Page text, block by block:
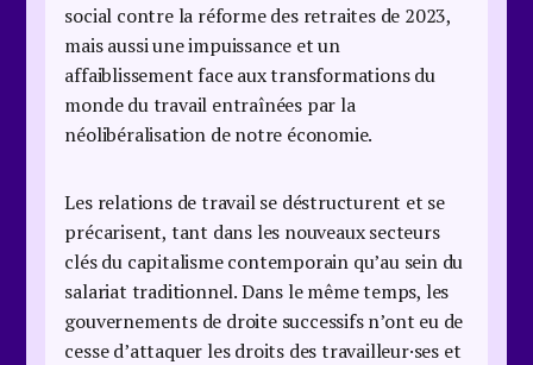
social contre la réforme des retraites de 2023,
mais aussi une impuissance et un
affaiblissement face aux transformations du
monde du travail entraînées par la
néolibéralisation de notre économie.
Les relations de travail se déstructurent et se
précarisent, tant dans les nouveaux secteurs
clés du capitalisme contemporain qu’au sein du
salariat traditionnel. Dans le même temps, les
gouvernements de droite successifs n’ont eu de
cesse d’attaquer les droits des travailleur·ses et